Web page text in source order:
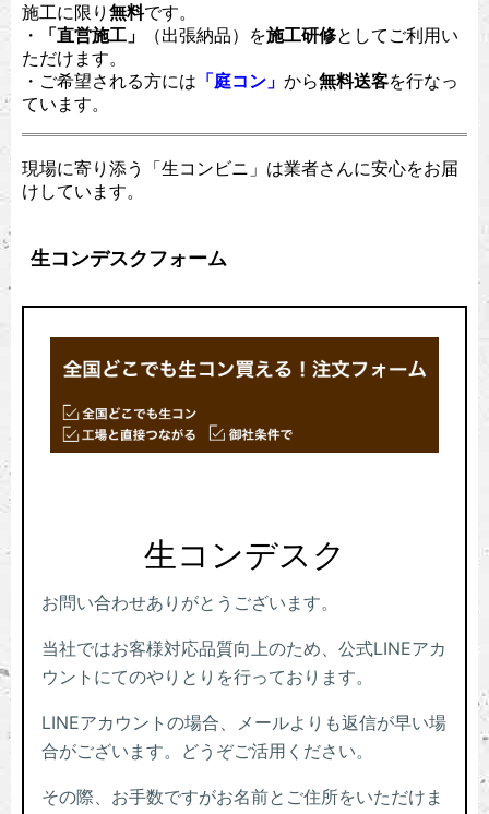
施工に限り 無料です。
・
「直営施工」 （出張納品）を施工研修としてご利用い
ただけます。
・ご希望される方には 「庭コン」 から無料送客を行なっ
ています。
現場に寄り添う「生コンビニ」は業者さんに安心をお届
けしています。
生コンデスクフォーム